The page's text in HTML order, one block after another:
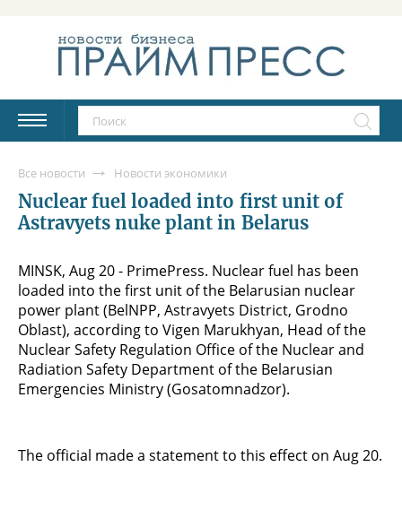
Все новости Новости экономики
Nuclear fuel loaded into first unit of
Astravyets nuke plant in Belarus
MINSK, Aug 20 - PrimePress. Nuclear fuel has been
loaded into the first unit of the Belarusian nuclear
power plant (BelNPP, Astravyets District, Grodno
Oblast), according to Vigen Marukhyan, Head of the
Nuclear Safety Regulation Office of the Nuclear and
Radiation Safety Department of the Belarusian
Emergencies Ministry (Gosatomnadzor).
The official made a statement to this effect on Aug 20.